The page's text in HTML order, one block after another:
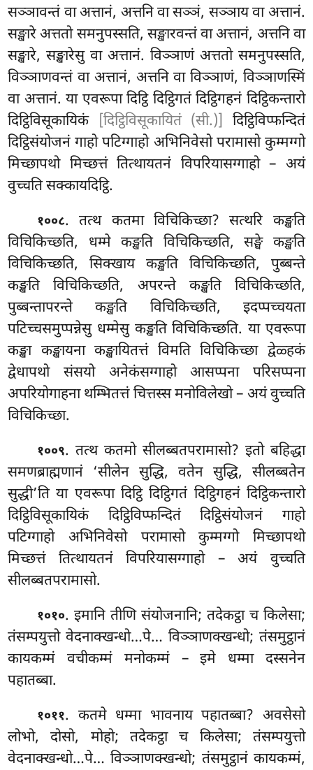
सञ्ञावन्तं वा अत्तानं, अत्तनि वा सञ्ञं, सञ्ञायवा अत्तानं.
सङ्खारे अत्ततोसमनुपस्सति, सङ्खारवन्तं वा अत्तानं, अत्तनि वा
सङ्खारे, सङ्खारेसु वा अत्तानं. विञ्ञाणं अत्ततो समनुपस्सति,
विञ्ञाणवन्तं वा अत्तानं, अत्तनि वा विञ्ञाणं, विञ्ञाणस्मिं
वा अत्तानं. या एवरूपा दिट्ठि दिट्ठिगतं दिट्ठिगहनं दिट्ठिकन्तारो
दिट्ठिविसूकायिकं
[दिट्ठिविसूकायितं (सी.)]
दिट्ठिविप्फन्दितं
दिट्ठिसंयोजनं गाहो पटिग्गाहो अभिनिवेसो परामासो कुम्मग्गो
मिच्छापथो मिच्छत्तं तित्थायतनं विपरियासग्गाहो – अयं
वुच्चति सक्कायदिट्ठि.
१००८. तत्थ कतमा विचिकिच्छा? सत्थरि कङ्खति
विचिकिच्छति, धम्मे कङ्खति विचिकिच्छति, सङ्घे कङ्खति
विचिकिच्छति, सिक्खाय कङ्खति विचिकिच्छति, पुब्बन्ते
कङ्खतिविचिकिच्छति, अपरन्ते कङ्खति विचिकिच्छति,
पुब्बन्तापरन्ते कङ्खति विचिकिच्छति, इदप्पच्चयता
पटिच्चसमुप्पन्नेसु धम्मेसु कङ्खति विचिकिच्छति. या एवरूपा
कङ्खा कङ्खायना कङ्खायितत्तं विमति विचिकिच्छा द्वेळ्हकं
द्वेधापथो संसयो अनेकंसग्गाहो आसप्पना परिसप्पना
अपरियोगाहना थम्भितत्तं चित्तस्स मनोविलेखो – अयं वुच्चति
विचिकिच्छा.
१००९. तत्थ कतमो सीलब्बतपरामासो? इतो बहिद्धा
समणब्राह्मणानं ‘सीलेन सुद्धि, वतेन सुद्धि, सीलब्बतेन
सुद्धी’ति या एवरूपा दिट्ठि दिट्ठिगतं दिट्ठिगहनं दिट्ठिकन्तारो
दिट्ठिविसूकायिकं दिट्ठिविप्फन्दितं दिट्ठिसंयोजनं गाहो
पटिग्गाहो अभिनिवेसो परामासो कुम्मग्गो मिच्छापथो
मिच्छत्तं तित्थायतनं विपरियासग्गाहो – अयं वुच्चति
सीलब्बतपरामासो.
१०१०. इमानि तीणि संयोजनानि; तदेकट्ठा च किलेसा;
तंसम्पयुत्तो वेदनाक्खन्धो…पे… विञ्ञाणक्खन्धो; तंसमुट्ठानं
कायकम्मं वचीकम्मं मनोकम्मं – इमे धम्मा दस्सनेन
पहातब्बा.
१०११. कतमे धम्मा भावनाय पहातब्बा? अवसेसो
लोभो, दोसो, मोहो; तदेकट्ठा च किलेसा; तंसम्पयुत्तो
वेदनाक्खन्धो…पे… विञ्ञाणक्खन्धो; तंसमुट्ठानं कायकम्मं,